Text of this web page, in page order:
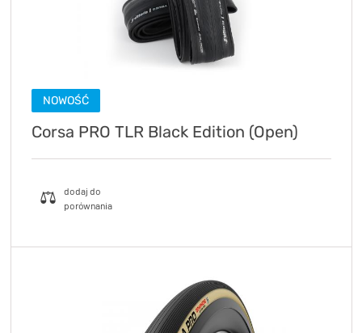
NOWOŚĆ
Corsa PRO TLR Black Edition (Open)